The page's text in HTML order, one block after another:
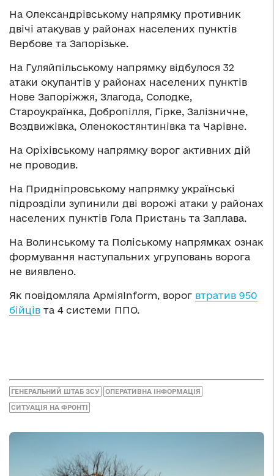
На Олександрівському напрямку противник
двічі атакував у районах населених пунктів
Вербове та Запорізьке.
На Гуляйпільському напрямку відбулося 32
атаки окупантів у районах населених пунктів
Нове Запоріжжя, Злагода, Солодке,
Староукраїнка, Добропілля, Гірке, Залізничне,
Воздвижівка, Оленокостянтинівка та Чарівне.
На Оріхівському напрямку ворог активних дій
не проводив.
На Придніпровському напрямку українські
підрозділи зупинили дві ворожі атаки у районах
населених пунктів Гола Пристань та Заплава.
На Волинському та Поліському напрямках ознак
формування наступальних угруповань ворога
не виявлено.
Як повідомляла АрміяInform, ворог втратив 950
бійців та 4 системи ППО.
ГЕНЕРАЛЬНИЙ ШТАБ ЗСУ ОПЕРАТИВНА ІНФОРМАЦІЯ
СИТУАЦІЯ НА ФРОНТІ